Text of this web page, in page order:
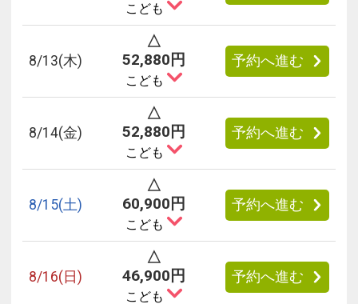
こども
8/13(木)
△
52,880円
こども
予約へ進む
8/14(金)
△
52,880円
こども
予約へ進む
8/15(土)
△
60,900円
こども
予約へ進む
8/16(日)
△
46,900円
こども
予約へ進む